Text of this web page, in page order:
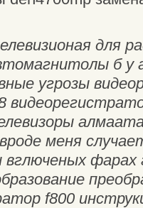
для
б у
угрозы
меня
вглюченых фарах
f800